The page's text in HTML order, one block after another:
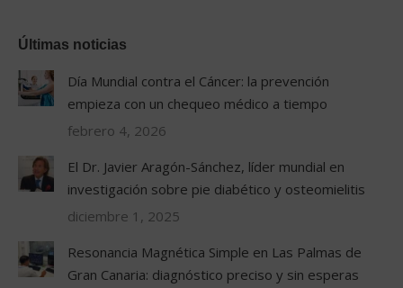
Últimas noticias
Día Mundial contra el Cáncer: la prevención
empieza con un chequeo médico a tiempo
febrero 4, 2026
El Dr. Javier Aragón-Sánchez, líder mundial en
investigación sobre pie diabético y osteomielitis
diciembre 1, 2025
Resonancia Magnética Simple en Las Palmas de
Gran Canaria: diagnóstico preciso y sin esperas